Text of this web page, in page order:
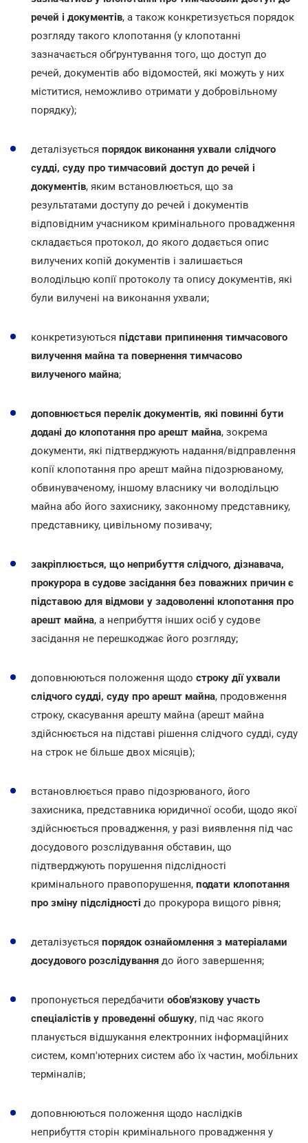
речей і документів, а також конкретизується порядок
розгляду такого клопотання (у клопотанні
зазначається обґрунтування того, що доступ до
речей, документів або відомостей, які можуть у них
міститися, неможливо отримати у добровільному
порядку);
деталізується порядок виконання ухвали слідчого
судді, суду про тимчасовий доступ до речей і
документів, яким встановлюється, що за
результатами доступу до речей і документів
відповідним учасником кримінального провадження
складається протокол, до якого додається опис
вилучених копій документів і залишається
володільцю копії протоколу та опису документів, які
були вилучені на виконання ухвали;
конкретизуються підстави припинення тимчасового
вилучення майна та повернення тимчасово
вилученого майна;
доповнюється перелік документів, які повинні бути
додані до клопотання про арешт майна, зокрема
документи, які підтверджують надання/відправлення
копії клопотання про арешт майна підозрюваному,
обвинуваченому, іншому власнику чи володільцю
майна або його захиснику, законному представнику,
представнику, цивільному позивачу;
закріплюється, що неприбуття слідчого, дізнавача,
прокурора в судове засідання без поважних причин є
підставою для відмови у задоволенні клопотання про
арешт майна, а неприбуття інших осіб у судове
засідання не перешкоджає його розгляду;
доповнюються положення щодо строку дії ухвали
слідчого судді, суду про арешт майна, продовження
строку, скасування арешту майна (арешт майна
здійснюється на підставі рішення слідчого судді, суду
на строк не більше двох місяців);
встановлюється право підозрюваного, його
захисника, представника юридичної особи, щодо якої
здійснюється провадження, у разі виявлення під час
досудового розслідування обставин, що
підтверджують порушення підслідності
кримінального правопорушення, подати клопотання
про зміну підслідності до прокурора вищого рівня;
деталізується порядок ознайомлення з матеріалами
досудового розслідування до його завершення;
пропонується передбачити обов'язкову участь
спеціалістів у проведенні обшуку, під час якого
планується відшукання електронних інформаційних
систем, комп'ютерних систем або їх частин, мобільних
терміналів;
доповнюються положення щодо наслідків
неприбуття сторін кримінального провадження у